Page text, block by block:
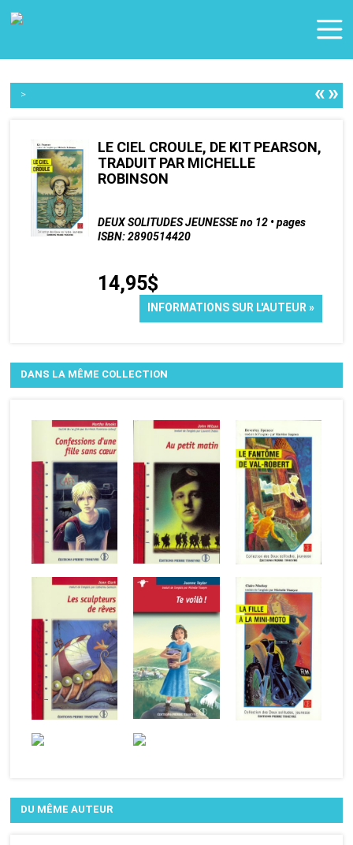
> «»
LE CIEL CROULE, DE KIT PEARSON,
TRADUIT PAR MICHELLE
ROBINSON
DEUX SOLITUDES JEUNESSE no 12 • pages
ISBN: 2890514420
14,95$
INFORMATIONS SUR L'AUTEUR »
DANS LA MÊME COLLECTION
DU MÊME AUTEUR